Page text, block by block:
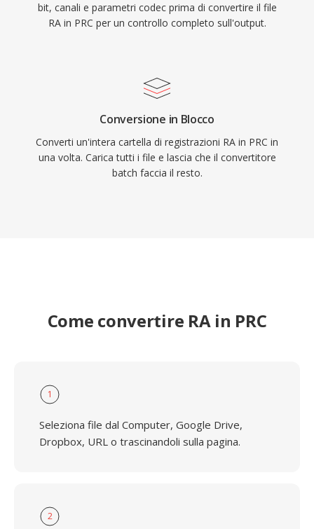
bit, canali e parametri codec prima di convertire il file
RA in PRC per un controllo completo sull'output.
Conversione in Blocco
Converti un'intera cartella di registrazioni RA in PRC in
una volta. Carica tutti i file e lascia che il convertitore
batch faccia il resto.
Come convertire RA in PRC
1
Seleziona file dal Computer, Google Drive,
Dropbox, URL o trascinandoli sulla pagina.
2